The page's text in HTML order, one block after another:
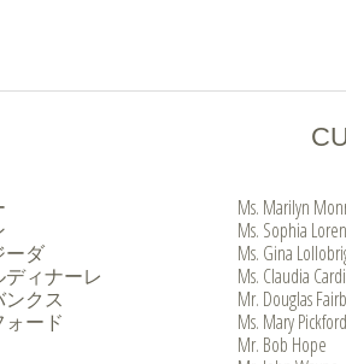
ーダ
ィナーレ
クス
ード
Ms. Marilyn
Ms. Sophia Loren
Ms. Gina
Ms. Claudia
Mr. Douglas
Ms. Mary Pickford
Mr. Bob Hope